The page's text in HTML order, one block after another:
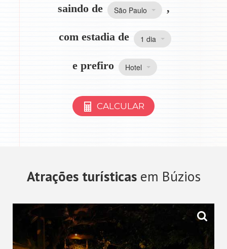
saindo de São Paulo ,
com estadia de 1 dia
e prefiro Hotel
CALCULAR
Atrações turísticasem Búzios